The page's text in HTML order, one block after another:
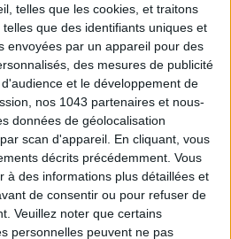
telles que les cookies, et traitons
que des identifiants uniques et
envoyées par un appareil pour des
des mesures de publicité
et le développement de
nos 1043 partenaires et nous-
données de géolocalisation
scan d'appareil. En cliquant, vous
décrits précédemment. Vous
à des informations plus détaillées et
de consentir ou pour refuser de
Veuillez noter que certains
personnelles peuvent ne pas
DEVEZ FAIRE À PARIS EN AOÛT